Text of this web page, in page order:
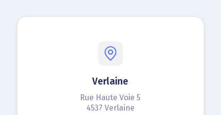
Verlaine
Rue Haute Voie 5
4537 Verlaine